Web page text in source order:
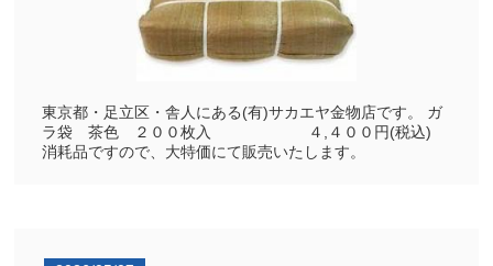
東京都・足立区・舎人にある(有)サカエヤ金物店です。 ガ
ラ袋 茶色 ２００枚入 ４,４００円(税込)
消耗品ですので、大特価にて販売いたします。